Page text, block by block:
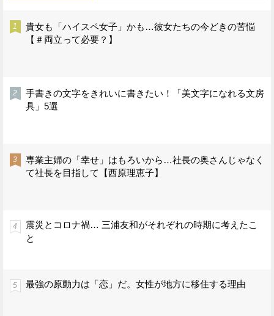
貴女も「ハイスペ女子」かも…彼女たちの今どきの苦悩
【＃両立って必要？】
手書きの文字をきれいに書きたい！「美文字になれる文房
具」5選
専業主婦の「幸せ」はもろいから…社長の奥さんじゃなく
て社長を目指して【西原理恵子】
震災とコロナ禍… 三浦友和がそれぞれの時期に考えたこ
と
最強の原動力は「恋」だ。女性が地方に移住する理由